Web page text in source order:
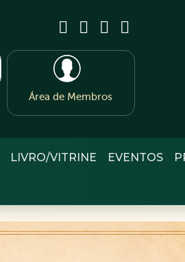
Área de Membros
LIVRO/VITRINE EVENTOS